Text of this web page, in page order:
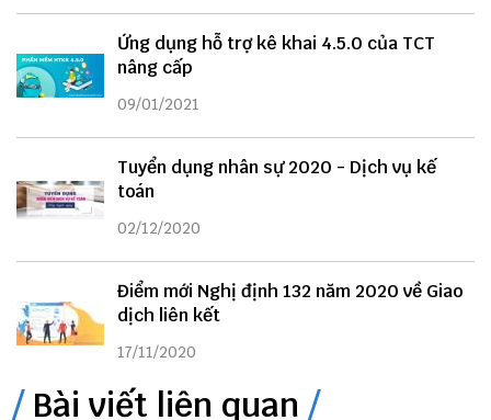
Ứng dụng hỗ trợ kê khai 4.5.0 của TCT
nâng cấp
09/01/2021
Tuyển dụng nhân sự 2020 - Dịch vụ kế
toán
02/12/2020
Điểm mới Nghị định 132 năm 2020 về Giao
dịch liên kết
17/11/2020
Bài viết liên quan